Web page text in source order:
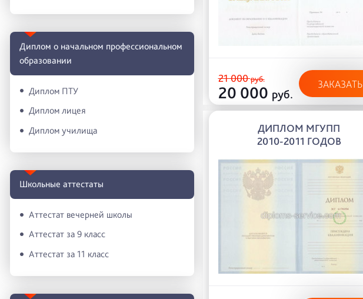
Диплом о начальном профессиональном
oбразовании
Диплом ПТУ
Диплом лицея
Диплом училища
Школьные аттестаты
Аттестат вечерней школы
Аттестат за 9 класс
Аттестат за 11 класс
21 000руб.
20 000 руб.
ЗАКАЗАТЬ
ДИПЛОМ МГУПП
2010-2011 ГОДОВ